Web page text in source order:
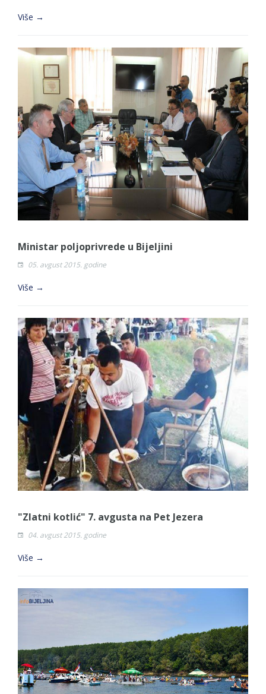
Više →
Ministar poljoprivrede u Bijeljini
05. avgust 2015. godine
Više →
"Zlatni kotlić" 7. avgusta na Pet Jezera
04. avgust 2015. godine
Više →